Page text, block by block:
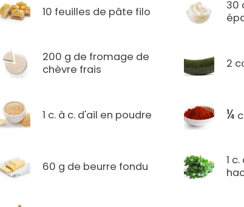
10 feuilles de pâte filo
30
200 g de fromage de
chèvre frais
2
1 c. à c. d'ail en poudre ¼
60 g de beurre fondu
1